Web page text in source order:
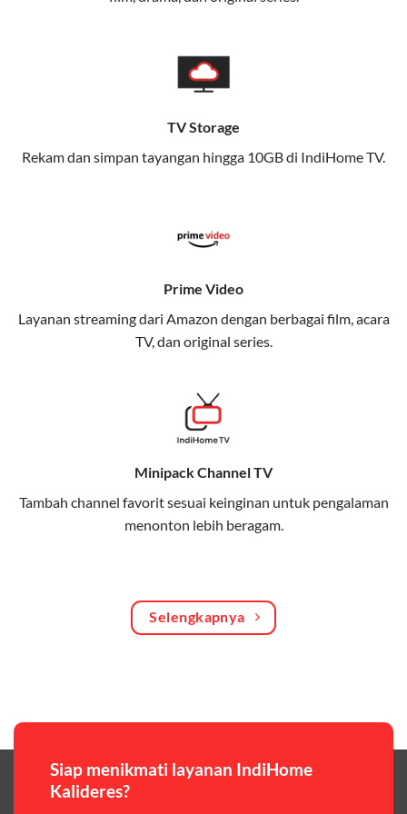
memungkinkan Anda menikmati internet cepat baik
Dengan Telkomsel One, Anda tidak terikat pada satu
teknologi jaringan tertentu, sehingga bisa menikmati
fleksibilitas dan kenyamanan maksimal.
Keunggulan Telkomsel One
streaming, gaming, dan bekerja dari rumah.
Memudahkan Anda dalam mengelola jaringan dan
meningkatkan keamanan.
Bagikan kuota internet hingga 30 GB dengan anggota
keluarga atau teman secara praktis.
One Bill System
Tagihan internet rumah dan kuota keluarga digabung
dalam satu pembayaran.
Hemat biaya dengan paket internet berkualitas tinggi
premium,berikut ulasan singkatnya:
Paket Easy
TV Storage
Rekam dan simpan tayangan hingga 10GB di IndiHome TV.
Prime Video
Layanan streaming dari Amazon dengan berbagai film, acara
TV, dan original series.
Minipack Channel TV
Tambah channel favorit sesuai keinginan untuk pengalaman
menonton lebih beragam.
Selengkapnya
Siap menikmati layanan IndiHome
Kalideres?